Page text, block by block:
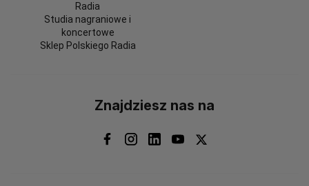
Radia
Studia nagraniowe i
koncertowe
Sklep Polskiego Radia
Znajdziesz nas na